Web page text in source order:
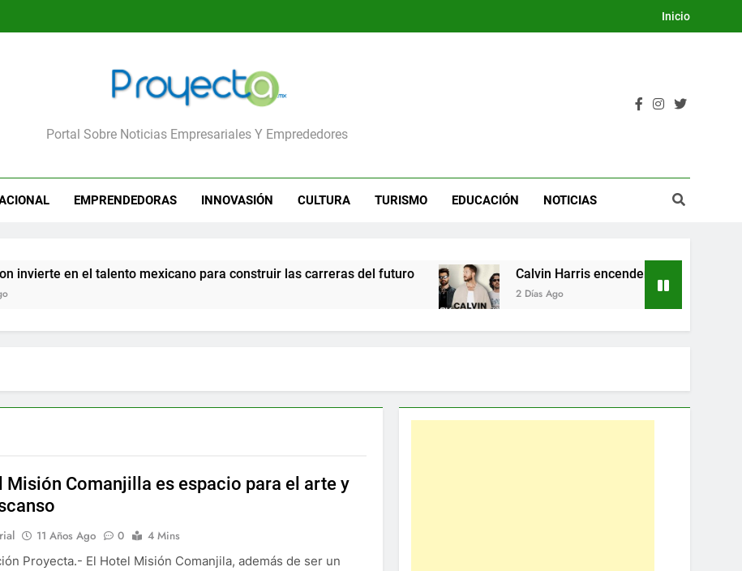
Inicio
Portal Sobre Noticias Empresariales Y Emprededores
EMPRENDEDORAS INNOVASIÓN CULTURA TURISMO EDUCACIÓN NOTICIAS
en el talento mexicano para construir las carreras del futuro Calvin Harris encenderá la Dream Night
2 Días Ago
Misión Comanjilla es espacio para el arte y
11 Años Ago 0
4 Mins
Proyecta.- El Hotel Misión Comanjila, además de ser un